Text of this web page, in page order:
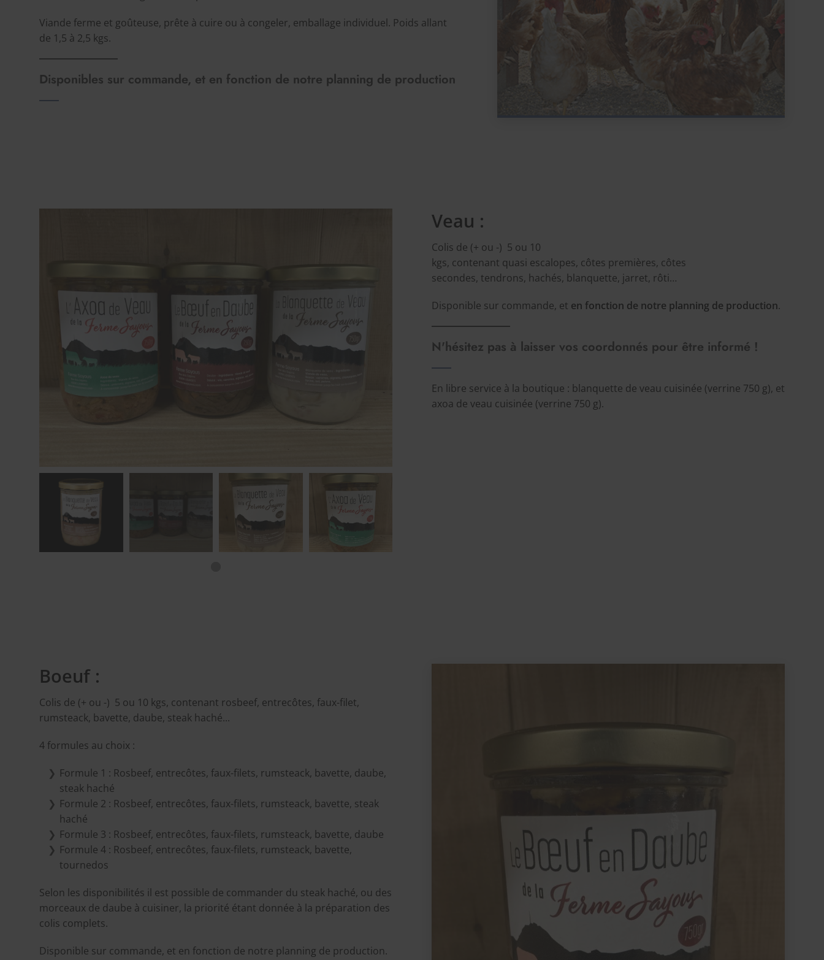
Viande ferme et goûteuse, prête à cuire ou à congeler, emballage individuel. Poids allant
de 1,5 à 2,5 kgs.
Disponibles sur commande, et en fonction de notre planning de production
Veau :
Colis de (+ ou -) 5 ou 10
kgs, contenant quasi escalopes, côtes premières, côtes
secondes, tendrons, hachés, blanquette, jarret, rôti…
Disponible sur commande, et en fonction de notre planning de production.
N'hésitez pas à laisser vos coordonnés pour être informé !
En libre service à la boutique : blanquette de veau cuisinée (verrine 750 g), et
axoa de veau cuisinée (verrine 750 g).
Boeuf :
Colis de (+ ou -) 5 ou 10 kgs, contenant rosbeef, entrecôtes, faux-filet,
rumsteack, bavette, daube, steak haché...
4 formules au choix :
Formule 1 : Rosbeef, entrecôtes, faux-filets, rumsteack, bavette, daube,
steak haché
Formule 2 : Rosbeef, entrecôtes, faux-filets, rumsteack, bavette, steak
haché
Formule 3 : Rosbeef, entrecôtes, faux-filets, rumsteack, bavette, daube
Formule 4 : Rosbeef, entrecôtes, faux-filets, rumsteack, bavette,
tournedos
Selon les disponibilités il est possible de commander du steak haché, ou des
morceaux de daube à cuisiner, la priorité étant donnée à la préparation des
colis complets.
Disponible sur commande, et en fonction de notre planning de production.